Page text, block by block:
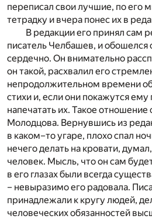
переписал свои лучшие, по его
тетрадку и вчера понес их в
В редакции его принял сам
писатель Челбашев, и
сердечно. Он внимательно
он такой, расхвалил его
непродолжительном времени
стихи и, если они покажутся
напечатать их. Такое
Молодцова. Вернувшись из
в каком–то угаре, плохо спал
нечего делать на кровати,
человек. Мысль, что он сам
в его глазах были всегда
– невыразимо его радовала.
принадлежали к кругу людей,
человеческих обязанностей